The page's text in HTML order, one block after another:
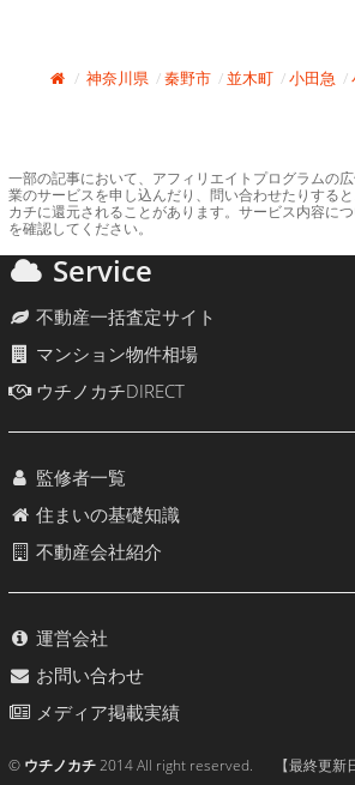
神奈川県 秦野市 並木町 小田急
一部の記事において、アフィリエイトプログラムの
業のサービスを申し込んだり、問い合わせたりする
カチに還元されることがあります。サービス内容に
を確認してください。
Service
不動産一括査定サイト
マンション物件相場
ウチノカチDIRECT
監修者一覧
住まいの基礎知識
不動産会社紹介
運営会社
お問い合わせ
メディア掲載実績
© ウチノカチ2014 All right reserved. 【最終更新